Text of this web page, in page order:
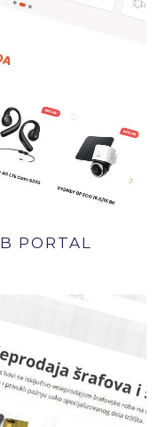
PORTAL